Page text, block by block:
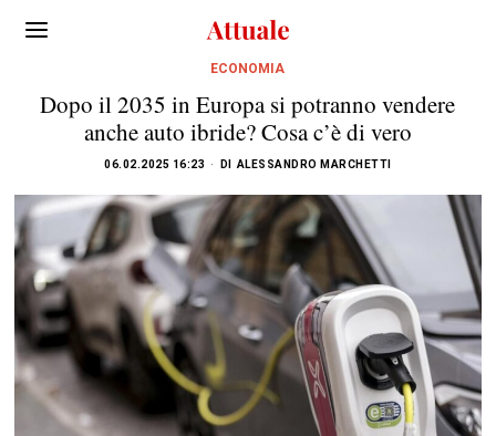
ECONOMIA
Dopo il 2035 in Europa si potranno vendere
anche auto ibride? Cosa c’è di vero
06.02.2025 16:23 DI ALESSANDRO MARCHETTI